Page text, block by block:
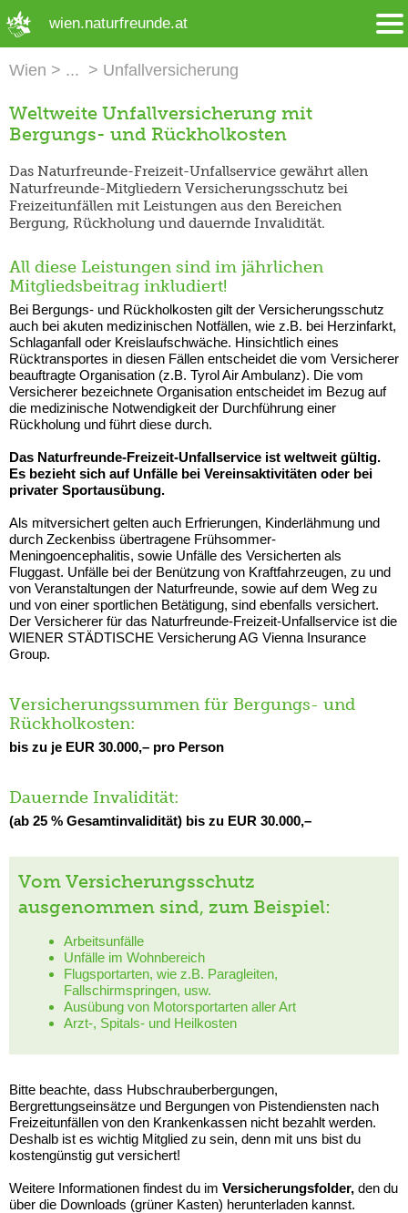
wien.naturfreunde.at
Wien Unfallversicherung
Weltweite Unfallversicherung mit
Bergungs- und Rückholkosten
Das Naturfreunde-Freizeit-Unfallservice gewährt allen
Naturfreunde-Mitgliedern Versicherungsschutz bei
Freizeitunfällen mit Leistungen aus den Bereichen
Bergung, Rückholung und dauernde Invalidität.
All diese Leistungen sind im jährlichen
Mitgliedsbeitrag inkludiert!
Bei Bergungs- und Rückholkosten gilt der Versicherungsschutz
auch bei akuten medizinischen Notfällen, wie z.B. bei Herzinfarkt,
Schlaganfall oder Kreislaufschwäche. Hinsichtlich eines
Rücktransportes in diesen Fällen entscheidet die vom Versicherer
beauftragte Organisation (z.B. Tyrol Air Ambulanz). Die vom
Versicherer bezeichnete Organisation entscheidet im Bezug auf
die medizinische Notwendigkeit der Durchführung einer
Rückholung und führt diese durch.
Das Naturfreunde-Freizeit-Unfallservice ist weltweit gültig.
Es bezieht sich auf Unfälle bei Vereinsaktivitäten oder bei
privater Sportausübung.
Als mitversichert gelten auch Erfrierungen, Kinderlähmung und
durch Zeckenbiss übertragene Frühsommer-
Meningoencephalitis, sowie Unfälle des Versicherten als
Fluggast. Unfälle bei der Benützung von Kraftfahrzeugen, zu und
von Veranstaltungen der Naturfreunde, sowie auf dem Weg zu
und von einer sportlichen Betätigung, sind ebenfalls versichert.
Der Versicherer für das Naturfreunde-Freizeit-Unfallservice ist die
WIENER STÄDTISCHE Versicherung AG Vienna Insurance
Group.
Versicherungssummen für Bergungs- und
Rückholkosten:
bis zu je EUR 30.000,– pro Person
Dauernde Invalidität:
(ab 25 % Gesamtinvalidität) bis zu EUR 30.000,–
Vom Versicherungsschutz
ausgenommen sind, zum Beispiel:
Arbeitsunfälle
Unfälle im Wohnbereich
Flugsportarten, wie z.B. Paragleiten,
Fallschirmspringen, usw.
Ausübung von Motorsportarten aller Art
Arzt-, Spitals- und Heilkosten
Bitte beachte, dass Hubschrauberbergungen,
Bergrettungseinsätze und Bergungen von Pistendiensten nach
Freizeitunfällen von den Krankenkassen nicht bezahlt werden.
Deshalb ist es wichtig Mitglied zu sein, denn mit uns bist du
kostengünstig gut versichert!
Weitere Informationen findest du im Versicherungsfolder, den du
über die Downloads (grüner Kasten) herunterladen kannst.